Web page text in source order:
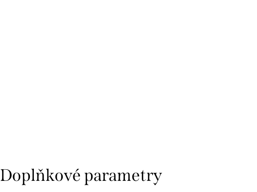
Doplňkové parametry